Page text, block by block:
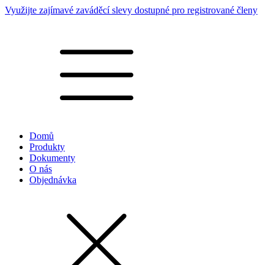
Využijte zajímavé zaváděcí slevy dostupné pro registrované členy
Domů
Produkty
Dokumenty
O nás
Objednávka